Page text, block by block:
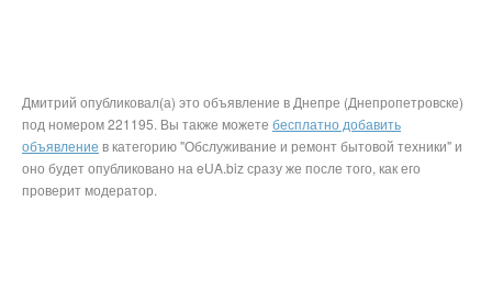
Дмитрий опубликовал(а) это объявление в Днепре (Днепропетровске)
под номером 221195. Вы также можете бесплатно добавить
объявление в категорию "Обслуживание и ремонт бытовой техники" и
оно будет опубликовано на eUA.biz сразу же после того, как его
проверит модератор.